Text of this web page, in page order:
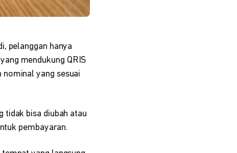
pelanggan hanya
mendukung QRIS
yang sesuai
tidak bisa diubah atau
pembayaran.